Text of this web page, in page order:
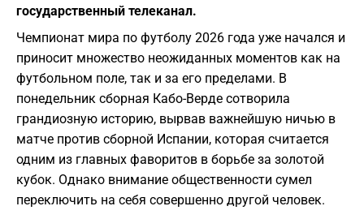
государственный телеканал.
Чемпионат мира по футболу 2026 года уже начался и
приносит множество неожиданных моментов как на
футбольном поле, так и за его пределами. В
понедельник сборная Кабо-Верде сотворила
грандиозную историю, вырвав важнейшую ничью в
матче против сборной Испании, которая считается
одним из главных фаворитов в борьбе за золотой
кубок. Однако внимание общественности сумел
переключить на себя совершенно другой человек.